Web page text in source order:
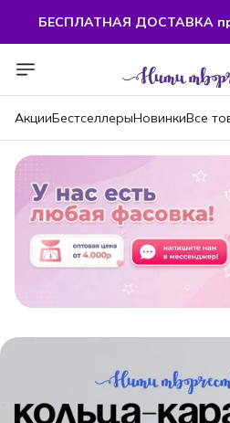
БЕСПЛАТНАЯ ДОСТАВКА
БЕСПЛАТНАЯ ДОСТАВКА
АкцииБестселлерыНовинкиВсе